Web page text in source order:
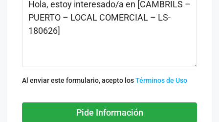
Al enviar este formulario, acepto losTérminos de Uso
Pide Información